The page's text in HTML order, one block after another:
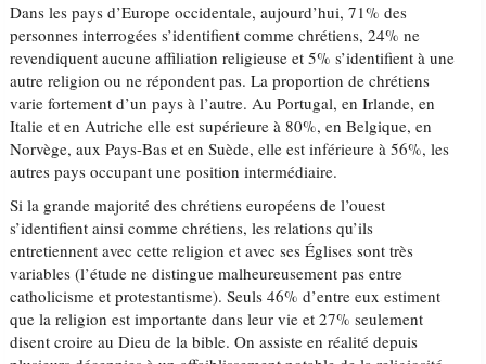
Dans les pays d’Europe occidentale, aujourd’hui, 71% des
personnes interrogées s’identifient comme chrétiens, 24% ne
revendiquent aucune affiliation religieuse et 5% s’identifient à une
autre religion ou ne répondent pas. La proportion de chrétiens
varie fortement d’un pays à l’autre. Au Portugal, en Irlande, en
Italie et en Autriche elle est supérieure à 80%, en Belgique, en
Norvège, aux Pays-Bas et en Suède, elle est inférieure à 56%, les
autres pays occupant une position intermédiaire.
Si la grande majorité des chrétiens européens de l’ouest
s’identifient ainsi comme chrétiens, les relations qu’ils
entretiennent avec cette religion et avec ses Églises sont très
variables (l’étude ne distingue malheureusement pas entre
catholicisme et protestantisme). Seuls 46% d’entre eux estiment
que la religion est importante dans leur vie et 27% seulement
disent croire au Dieu de la bible. On assiste en réalité depuis